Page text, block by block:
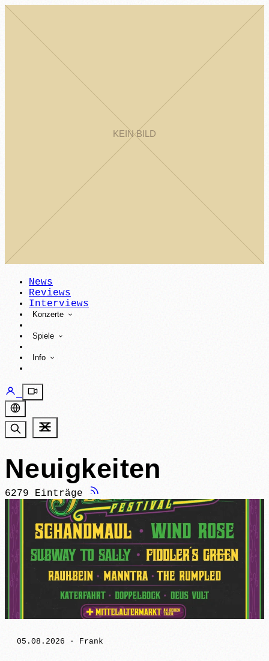
News
Reviews
Interviews
Konzerte
Spiele
Info
Neuigkeiten
6279 Einträge
05.08.2026 · Frank